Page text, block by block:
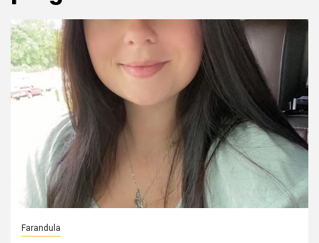
Farandula